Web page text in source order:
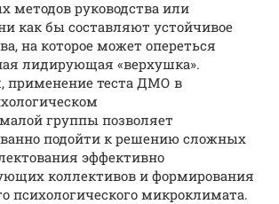
методов руководства или
как бы составляют устойчивое
на которое может опереться
лидирующая «верхушка».
применение теста ДМО в
группы позволяет
подойти к решению сложных
эффективно
коллективов и формирования
психологического микроклимата.